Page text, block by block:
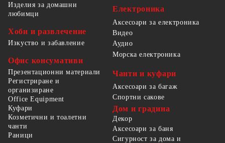
Изделия за домашни
любимци
Хоби и развлечение
Изкуство и забавление
Офис консумативи
Презентационни материали
Регистриране и
организиране
Office Equipment
Електроника
Аксесоари за електроника
Видео
Аудио
Морска електроника
Чанти и куфари
Аксесоари за багаж
Спортни сакове
Куфари
Козметични и тоалетни
чанти
Раници
Дом и градина
Декор
Аксесоари за баня
Сигурност за дома и